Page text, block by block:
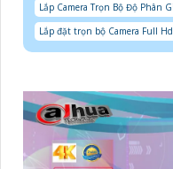
Lắp Camera Trọn Bộ Độ Phân
Lắp đặt trọn bộ Camera Full